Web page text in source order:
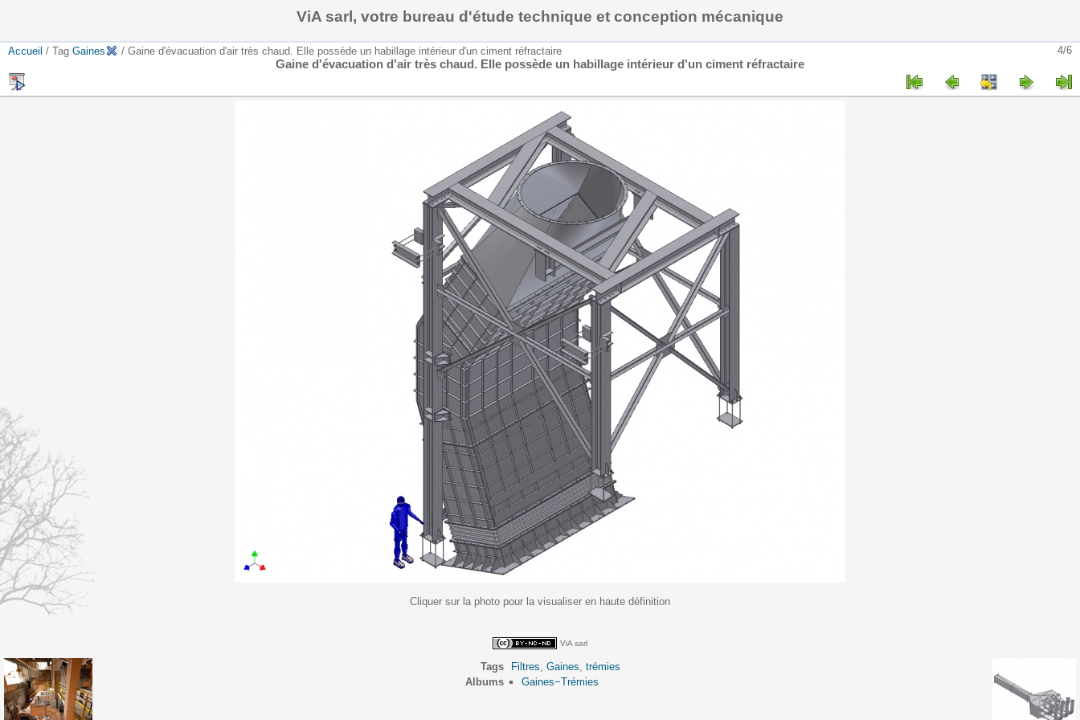
ViA sarl, votre bureau d'étude technique et conception mécanique
Accueil / Tag Gaines / Gaine d'évacuation d'air très chaud. Elle possède un habillage intérieur d'un ciment réfractaire 4/6
Gaine d'évacuation d'air très chaud. Elle possède un habillage intérieur d'un ciment réfractaire
Cliquer sur la photo pour la visualiser en haute définition
ViA sarl
Tags Filtres, Gaines, trémies
Albums
Gaines−Trémies